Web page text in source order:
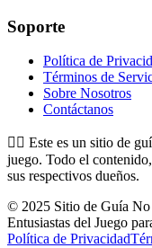
Soporte
Política de
Términos de
Sobre Nosotros
Contáctanos
👉🏻 Este es un sitio de
juego. Todo el
sus respectivos dueños.
© 2025 Sitio de Guía
Entusiastas del Juego
Política de Privacidad